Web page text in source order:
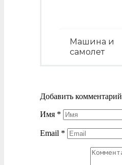
Машина и
самолет
Добавить комментарий
Имя *
Email *